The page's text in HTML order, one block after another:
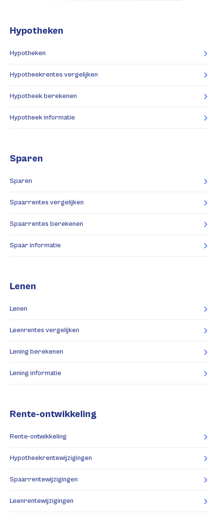
Hypotheken
Hypotheken
Hypotheekrentes vergelijken
Hypotheek berekenen
Hypotheek informatie
Sparen
Sparen
Spaarrentes vergelijken
Spaarrentes berekenen
Spaar informatie
Lenen
Lenen
Leenrentes vergelijken
Lening berekenen
Lening informatie
Rente-ontwikkeling
Rente-ontwikkeling
Hypotheekrentewijzigingen
Spaarrentewijzigingen
Leenrentewijzigingen